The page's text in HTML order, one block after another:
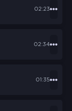
02:23
02:34
01:35